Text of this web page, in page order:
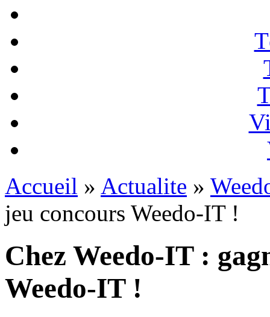
Accueil » Actualite »
jeu concours Weedo-IT !
Chez Weedo-IT :
Weedo-IT !